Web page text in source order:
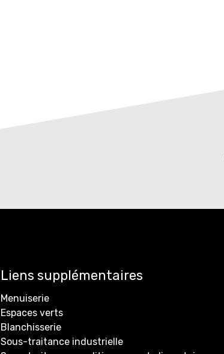
Liens supplémentaires
Menuiserie
Espaces verts
Blanchisserie
Sous-traitance industrielle